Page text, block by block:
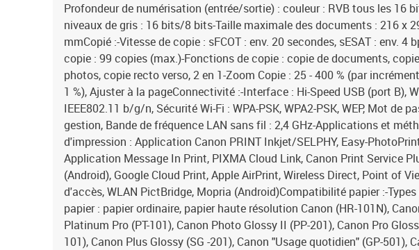
Profondeur de numérisation (entrée/sortie) : couleur : RVB tous les 16
niveaux de gris : 16 bits/8 bits-Taille maximale des documents : 216 x
mmCopié :-Vitesse de copie : sFCOT : env. 20 secondes, sESAT : env. 4
copie : 99 copies (max.)-Fonctions de copie : copie de documents,
photos, copie recto verso, 2 en 1-Zoom Copie : 25 - 400 % (par
1 %), Ajuster à la pageConnectivité :-Interface : Hi-Speed USB (port B),
IEEE802.11 b/g/n, Sécurité Wi-Fi : WPA-PSK, WPA2-PSK, WEP, Mot de
gestion, Bande de fréquence LAN sans fil : 2,4 GHz-Applications et
d'impression : Application Canon PRINT Inkjet/SELPHY, Easy-
Application Message In Print, PIXMA Cloud Link, Canon Print Service
(Android), Google Cloud Print, Apple AirPrint, Wireless Direct, Point of
d'accès, WLAN PictBridge, Mopria (Android)Compatibilité papier :-Types
papier : papier ordinaire, papier haute résolution Canon (HR-101N),
Platinum Pro (PT-101), Canon Photo Glossy II (PP-201), Canon Pro
101), Canon Plus Glossy (SG -201), Canon "Usage quotidien" (GP-501),